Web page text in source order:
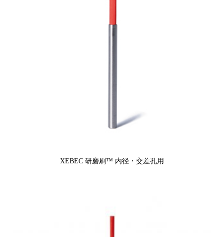
XEBEC 研磨刷™ 内径・交差孔用